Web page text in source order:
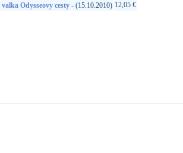
Odysseovy cesty - (15.10.2010) 12,05 €